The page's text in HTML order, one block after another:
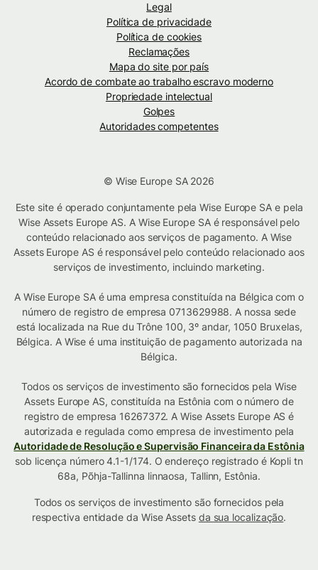
Legal
Política de privacidade
Política de cookies
Reclamações
Mapa do site por país
Acordo de combate ao trabalho escravo moderno
Propriedade intelectual
Golpes
Autoridades competentes
© Wise Europe SA 2026
Este site é operado conjuntamente pela Wise Europe SA e pela
Wise Assets Europe AS. A Wise Europe SA é responsável pelo
conteúdo relacionado aos serviços de pagamento. A Wise
Assets Europe AS é responsável pelo conteúdo relacionado aos
serviços de investimento, incluindo marketing.
A Wise Europe SA é uma empresa constituída na Bélgica com o
número de registro de empresa 0713629988. A nossa sede
está localizada na Rue du Trône 100, 3º andar, 1050 Bruxelas,
Bélgica. A Wise é uma instituição de pagamento autorizada na
Bélgica.
Todos os serviços de investimento são fornecidos pela Wise
Assets Europe AS, constituída na Estônia com o número de
registro de empresa 16267372. A Wise Assets Europe AS é
autorizada e regulada como empresa de investimento pela
Autoridade de Resolução e Supervisão Financeira da Estônia
sob licença número 4.1-1/174. O endereço registrado é Kopli tn
68a, Põhja-Tallinna linnaosa, Tallinn, Estônia.
Todos os serviços de investimento são fornecidos pela
respectiva entidade da Wise Assets da sua localização.